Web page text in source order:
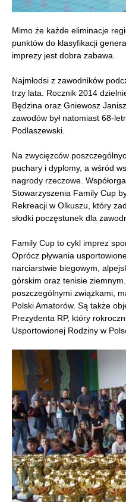
Mimo że każde eliminacje
punktów do klasyfikacji
imprezy jest dobra zabawa.
Najmłodsi z zawodników
trzy lata. Rocznik 2014
Będzina oraz Gniewosz
zawodów był natomiast 68-
Podlaszewski.
Na zwycięzców
puchary i dyplomy, a wśród
nagrody rzeczowe.
Stowarzyszenia Family Cup
Rekreacji w Olkuszu, który
słodki poczęstunek dla
Family Cup to cykl imprez
Oprócz pływania
narciarstwie biegowym,
górskim oraz tenisie
poszczególnymi związkami,
Polski Amatorów. Są także
Prezydenta RP, który
Usportowionej Rodziny w